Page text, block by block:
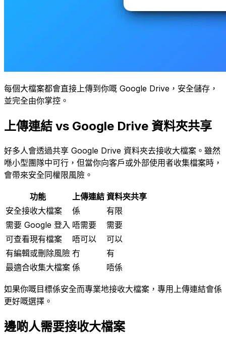
每個大檔案都會直接上傳到你嘅 Google Drive，安全儲存，
並完全由你掌控。
上傳連結 vs Google Drive 資料夾共享
好多人會透過共享 Google Drive 資料夾去接收大檔案。雖然
喺小型團隊中可行，但當你向客戶或外部使用者收集檔案時，
會帶來安全同權限風險。
功能 上傳連結 資料夾共享
安全接收大檔案
係
有限
需要 Google 登入 唔需要
需要
可查看現有檔案
唔可以
可以
有編輯或刪除風險 冇
有
最適合收集大檔案 係 唔係
如果你嘅目標係安全而專業地接收大檔案，專用上傳連結會係
更好嘅選擇。
邊啲人需要接收大檔案